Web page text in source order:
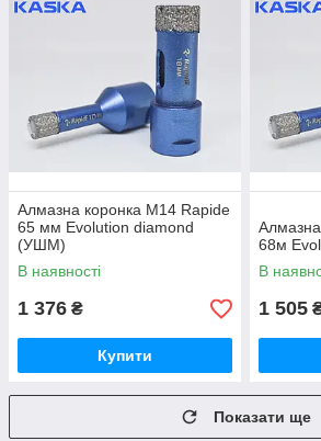
Алмазна коронка М14 Rapide
65 мм Evolution diamond
(УШМ)
В наявності
1 376 ₴
Купити
68м
В
1 505
Показати ще